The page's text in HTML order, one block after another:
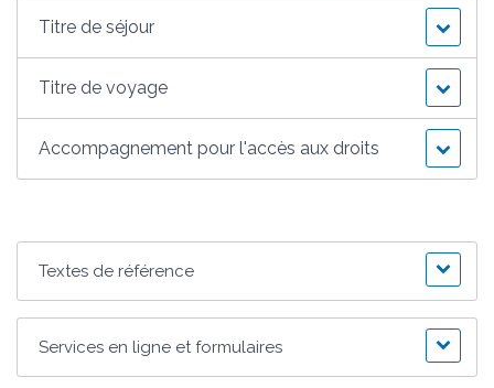
Titre de séjour
Titre de voyage
Accompagnement pour l'accès aux droits
Textes de référence
Services en ligne et formulaires